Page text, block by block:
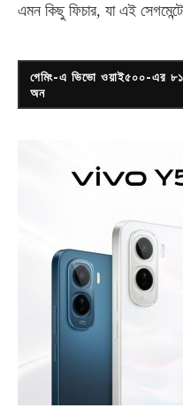
এমন কিছু ফিচার, যা এই
গেমিং-এ ভিভো ওয়াই৫০০-এর
অন